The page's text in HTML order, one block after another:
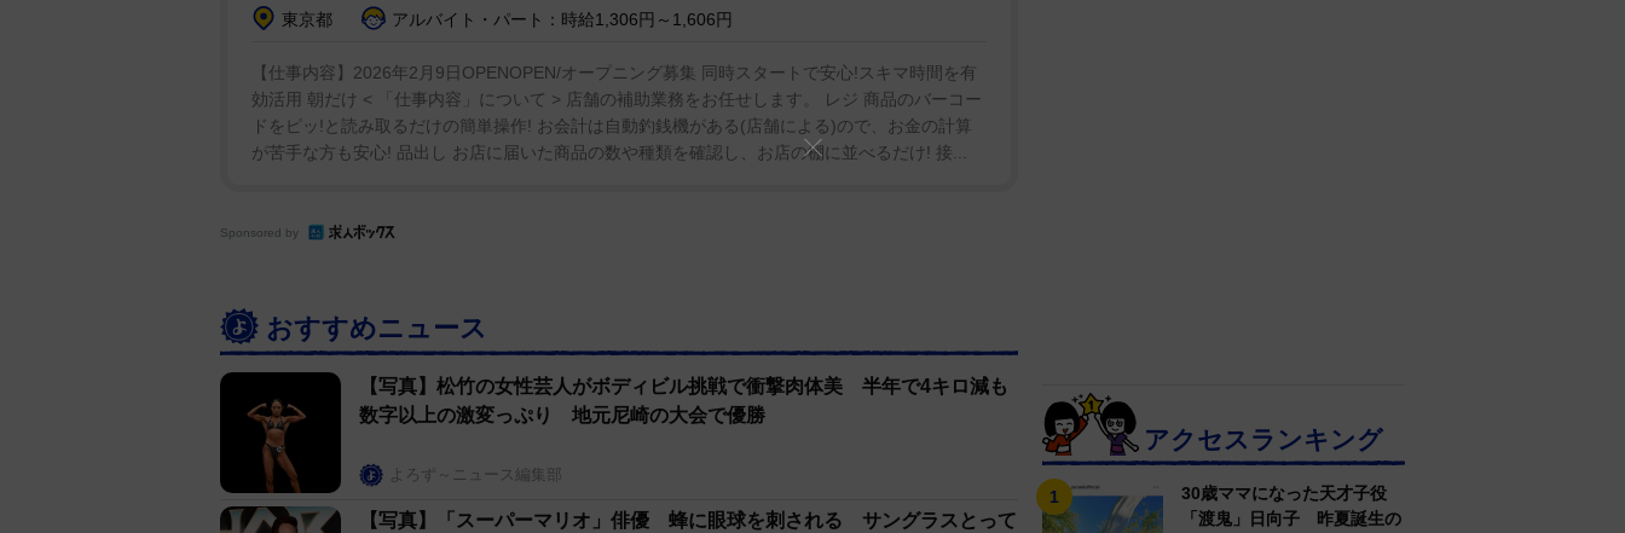
東京都 アルバイト・パート：時給1,306円～1,606円
【仕事内容】2026年2月9日OPENOPEN/オープニング募集 同時スタートで安心!スキマ時間を有
効活用 朝だけ < 「仕事内容」について > 店舗の補助業務をお任せします。 レジ 商品のバーコー
ドをピッ!と読み取るだけの簡単操作! お会計は自動釣銭機がある(店舗による)ので、お金の計算
が苦手な方も安心! 品出し お店に届いた商品の数や種類を確認し、お店の棚に並べるだけ! 接...
Sponsored by
おすすめニュース
【写真】松竹の女性芸人がボディビル挑戦で衝撃肉体美 半年で4キロ減も
数字以上の激変っぷり 地元尼崎の大会で優勝
よろず～ニュース編集部
【写真】「スーパーマリオ」俳優 蜂に眼球を刺される サングラスとって
アクセスランキング
30歳ママになった天才子役
「渡鬼」日向子 昨夏誕生の